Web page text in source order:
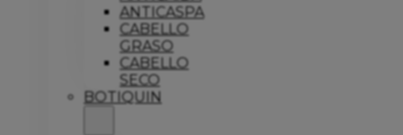
ANTICASPA
CABELLO
GRASO
CABELLO
SECO
BOTIQUIN